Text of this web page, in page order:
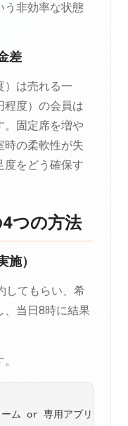
う非効率な状態
差
）は売れる一
程度）の会員は
。固定席を増や
時の柔軟性が失
度をどう確保す
つの方法
施）
してもらい、希
、当日8時に結果
ム or 専用アプリ）